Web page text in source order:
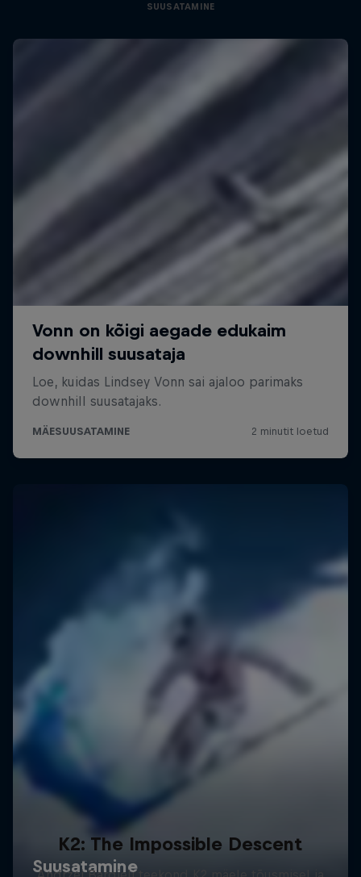
SUUSATAMINE
K2: The Impossible Descent